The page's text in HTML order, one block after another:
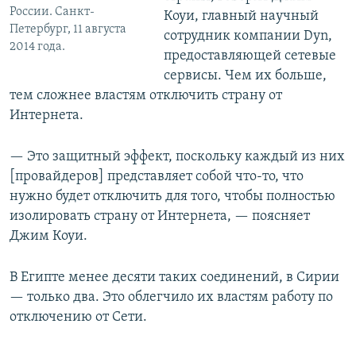
России. Санкт-
Петербург, 11 августа
2014 года.
Коуи, главный научный
сотрудник компании Dyn,
предоставляющей сетевые
сервисы. Чем их больше,
тем сложнее властям отключить страну от
Интернета.
— Это защитный эффект, поскольку каждый из них
[провайдеров] представляет собой что-то, что
нужно будет отключить для того, чтобы полностью
изолировать страну от Интернета, — поясняет
Джим Коуи.
В Египте менее десяти таких соединений, в Сирии
— только два. Это облегчило их властям работу по
отключению от Сети.